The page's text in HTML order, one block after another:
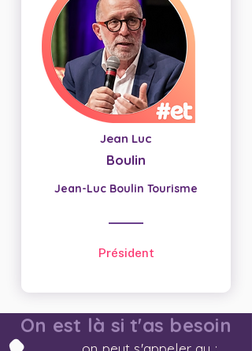
Jean Luc
Boulin
Jean-Luc Boulin Tourisme
Président
On est là si t'as besoin